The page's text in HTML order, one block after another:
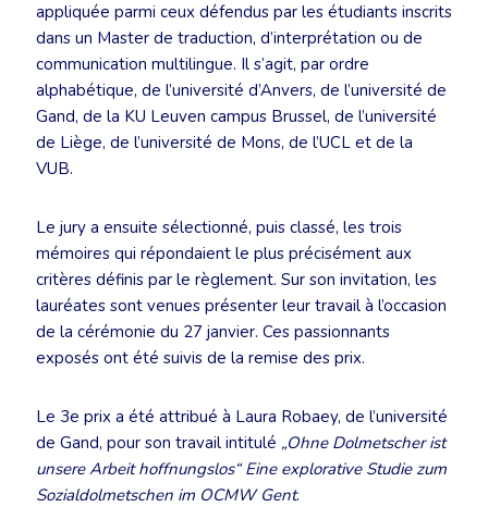
appliquée parmi ceux défendus par les étudiants inscrits
dans un Master de traduction, d’interprétation ou de
communication multilingue. Il s’agit, par ordre
alphabétique, de l’université d’Anvers, de l’université de
Gand, de la KU Leuven campus Brussel, de l’université
de Liège, de l’université de Mons, de l’UCL et de la
VUB.
Le jury a ensuite sélectionné, puis classé, les trois
mémoires qui répondaient le plus précisément aux
critères définis par le règlement. Sur son invitation, les
lauréates sont venues présenter leur travail à l’occasion
de la cérémonie du 27 janvier. Ces passionnants
exposés ont été suivis de la remise des prix.
Le 3e prix a été attribué à Laura Robaey, de l’université
de Gand, pour son travail intitulé „Ohne Dolmetscher ist
unsere Arbeit hoffnungslos“ Eine explorative Studie zum
Sozialdolmetschen im OCMW Gent.